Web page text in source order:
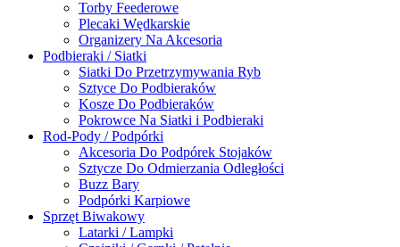
Torby Feederowe
Plecaki Wędkarskie
Organizery Na Akcesoria
Podbieraki / Siatki
Siatki Do Przetrzymywania Ryb
Sztyce Do Podbieraków
Kosze Do Podbieraków
Pokrowce Na Siatki i Podbieraki
Rod-Pody / Podpórki
Akcesoria Do Podpórek Stojaków
Sztycze Do Odmierzania Odległości
Buzz Bary
Podpórki Karpiowe
Sprzęt Biwakowy
Latarki / Lampki